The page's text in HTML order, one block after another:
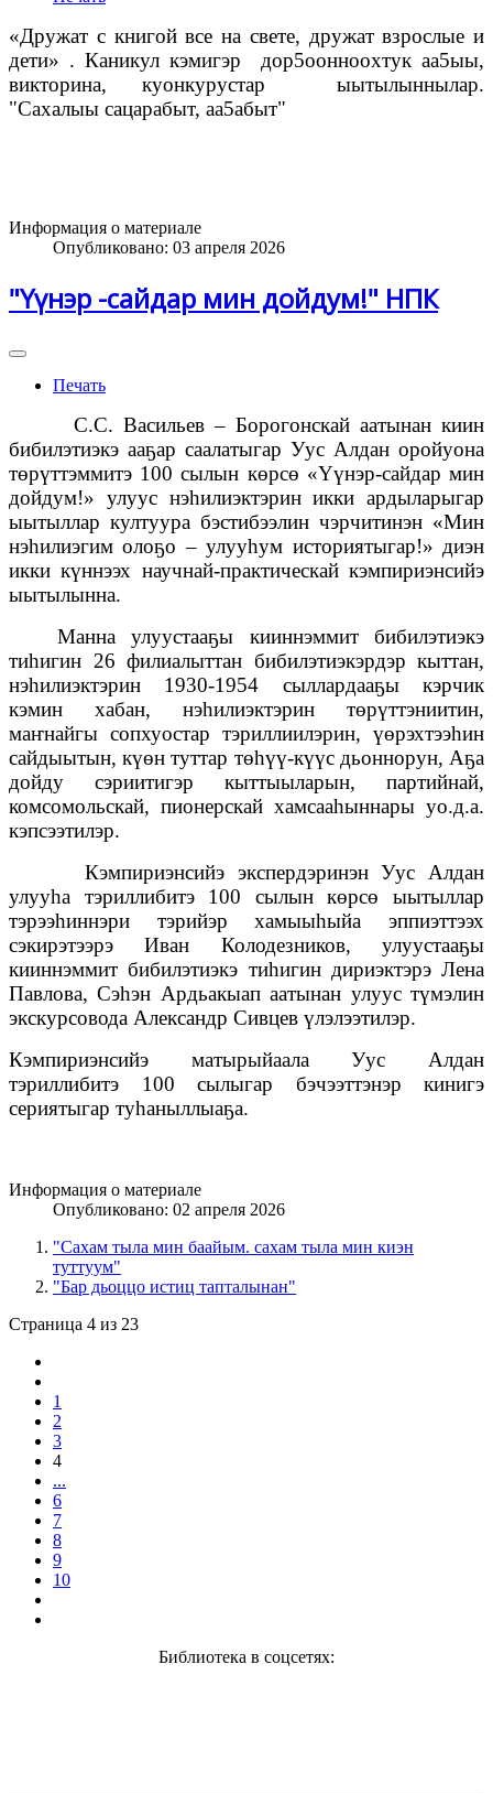
«Дружат с книгой все на свете, дружат взрослые и
дети» . Каникул кэмигэр дор5оонноохтук аа5ыы,
викторина, куонкурустар ыытылыннылар.
"Сахалыы сацарабыт, аа5абыт"
Информация о материале
Опубликовано: 03 апреля 2026
"Үүнэр -сайдар мин дойдум!" НПК
Печать
С.С. Васильев – Борогонскай аатынан киин
бибилэтиэкэ ааҕар саалатыгар Уус Алдан оройуона
төрүттэммитэ 100 сылын көрсө «Үүнэр-сайдар мин
дойдум!» улуус нэһилиэктэрин икки ардыларыгар
ыытыллар култуура бэстибээлин чэрчитинэн «Мин
нэһилиэгим олоҕо – улууһум историятыгар!» диэн
икки күннээх научнай-практическай кэмпириэнсийэ
ыытылынна.
Манна улуустааҕы кииннэммит бибилэтиэкэ
тиһигин 26 филиалыттан бибилэтиэкэрдэр кыттан,
нэһилиэктэрин 1930-1954 сыллардааҕы кэрчик
кэмин хабан, нэһилиэктэрин төрүттэниитин,
маҥнайгы сопхуостар тэриллиилэрин, үөрэхтээһин
сайдыытын, күөн туттар төһүү-күүс дьоннорун, Аҕа
дойду сэриитигэр кыттыыларын, партийнай,
комсомольскай, пионерскай хамсааһыннары уо.д.а.
кэпсээтилэр.
Кэмпириэнсийэ экспердэринэн Уус Алдан
улууһа тэриллибитэ 100 сылын көрсө ыытыллар
тэрээһиннэри тэрийэр хамыыһыйа эппиэттээх
сэкирэтээрэ Иван Колодезников, улуустааҕы
кииннэммит бибилэтиэкэ тиһигин дириэктэрэ Лена
Павлова, Сэһэн Ардьакыап аатынан улуус түмэлин
экскурсовода Александр Сивцев үлэлээтилэр.
Кэмпириэнсийэ матырыйаала Уус Алдан
тэриллибитэ 100 сылыгар бэчээттэнэр кинигэ
сериятыгар туһаныллыаҕа.
Информация о материале
Опубликовано: 02 апреля 2026
"Сахам тыла мин баайым. сахам тыла мин киэн
туттуум"
"Бар дьоццо истиц тапталынан"
Страница 4 из 23
1
2
3
4
...
6
7
8
9
10
Библиотека в соцсетях: